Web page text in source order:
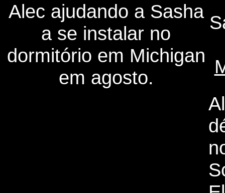
Alec ajudando a Sasha
a se instalar no
dormitório em Michigan
em agosto.